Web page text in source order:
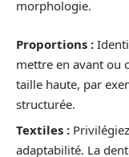
morphologie.
Proportions :
mettre en avant ou
taille haute, par
structurée.
Textiles :
adaptabilité. La